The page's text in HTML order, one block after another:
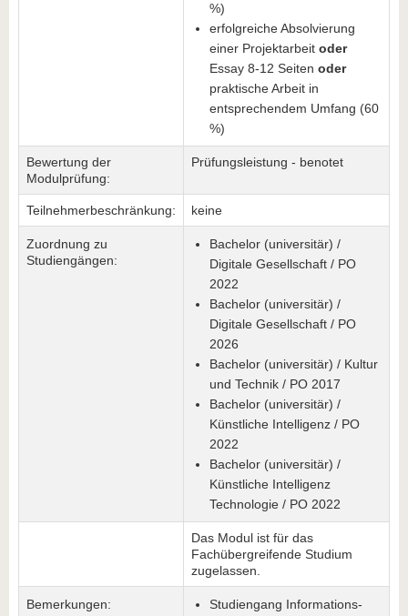
%)
erfolgreiche Absolvierung
einer Projektarbeit oder
Essay 8-12 Seiten oder
praktische Arbeit in
entsprechendem Umfang (60
%)
Bewertung der
Modulprüfung:
Prüfungsleistung - benotet
Teilnehmerbeschränkung: keine
Zuordnung zu
Studiengängen:
Bachelor (universitär) /
Digitale Gesellschaft / PO
2022
Bachelor (universitär) /
Digitale Gesellschaft / PO
2026
Bachelor (universitär) / Kultur
und Technik / PO 2017
Bachelor (universitär) /
Künstliche Intelligenz / PO
2022
Bachelor (universitär) /
Künstliche Intelligenz
Technologie / PO 2022
Das Modul ist für das
Fachübergreifende Studium
zugelassen.
Bemerkungen:
Studiengang Informations-